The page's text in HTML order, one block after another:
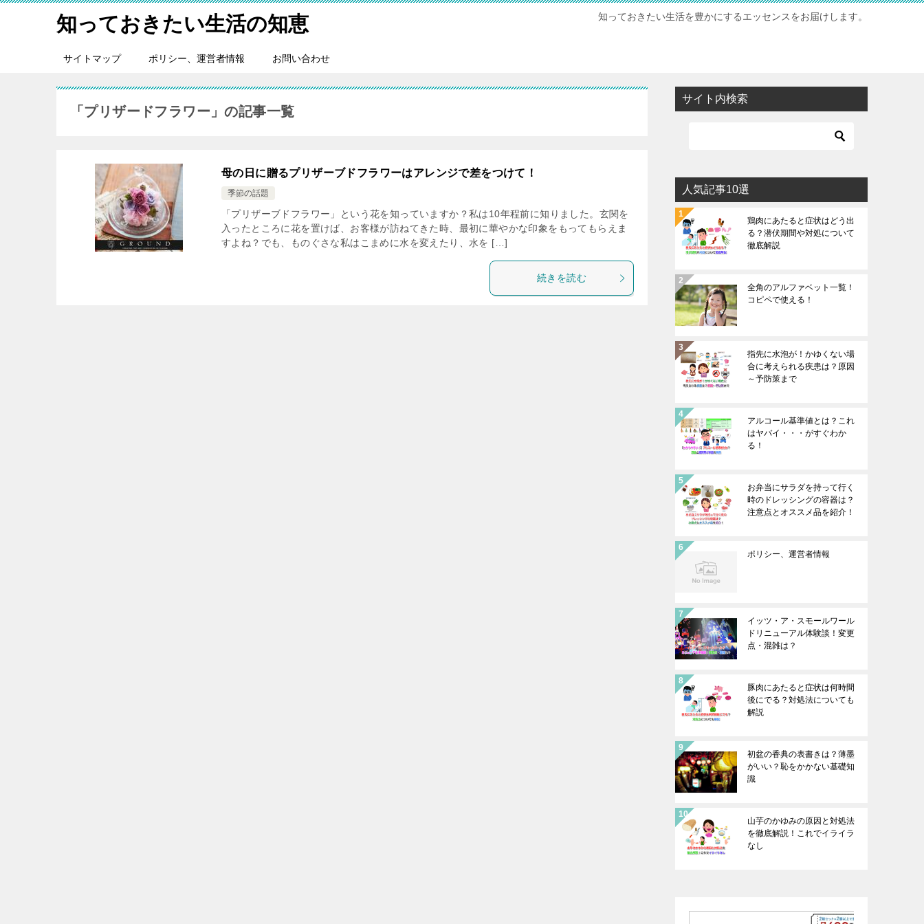
知っておきたい生活の知恵 知っておきたい生活を豊かにするエッセンスをお届けします。
サイトマップ ポリシー、運営者情報 お問い合わせ
「プリザードフラワー」の記事一覧
母の日に贈るプリザーブドフラワーはアレンジで差をつけて！
季節の話題
「プリザーブドフラワー」という花を知っていますか？私は10年程前に知りました。玄関を
入ったところに花を置けば、お客様が訪ねてきた時、最初に華やかな印象をもってもらえま
すよね？でも、ものぐさな私はこまめに水を変えたり、水を […]
続きを読む
サイト内検索
人気記事10選
鶏肉にあたると症状はどう出
る？潜伏期間や対処について
徹底解説
全角のアルファベット一覧！
コピペで使える！
指先に水泡が！かゆくない場
合に考えられる疾患は？原因
～予防策まで
アルコール基準値とは？これ
はヤバイ・・・がすぐわか
る！
お弁当にサラダを持って行く
時のドレッシングの容器は？
注意点とオススメ品を紹介！
ポリシー、運営者情報
イッツ・ア・スモールワール
ドリニューアル体験談！変更
点・混雑は？
豚肉にあたると症状は何時間
後にでる？対処法についても
解説
初盆の香典の表書きは？薄墨
がいい？恥をかかない基礎知
識
山芋のかゆみの原因と対処法
を徹底解説！これでイライラ
なし